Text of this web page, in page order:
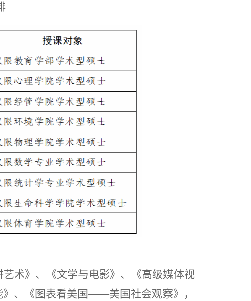
术》、《文学与电影》、《高级媒体视
、《图表看美国——美国社会观察》，